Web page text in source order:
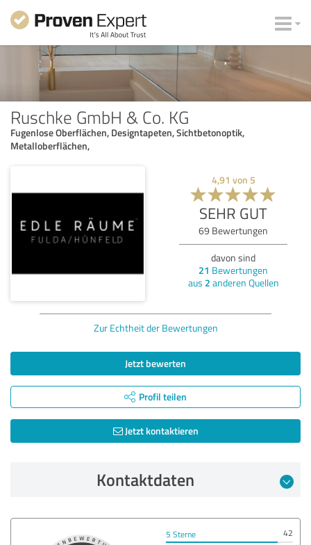
Ruschke GmbH & Co. KG
Fugenlose Oberflächen, Designtapeten, Sichtbetonoptik,
Metalloberflächen,
4,91 von 5
SEHR GUT
69 Bewertungen
davon sind
21 Bewertungen
aus 2 anderen Quellen
Zur Echtheit der Bewertungen
Jetzt bewerten
Profil teilen
Jetzt kontaktieren
Kontaktdaten
5 Sterne
42